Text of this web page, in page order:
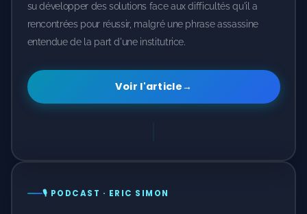
su développer des solutions face aux difficultés qu'il a
rencontrées pour réussir, malgré une phrase assassine
entendue de la part d'une institutrice.
Voir l'article→
🎙️ PODCAST · ERIC SIMON